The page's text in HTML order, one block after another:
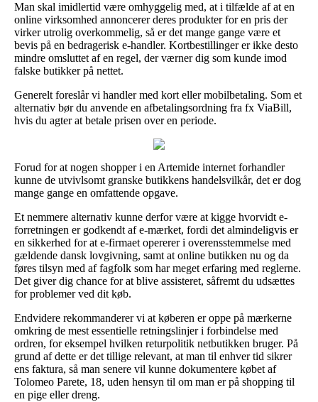
Man skal imidlertid være omhyggelig med, at i tilfælde af at en
online virksomhed annoncerer deres produkter for en pris der
virker utrolig overkommelig, så er det mange gange være et
bevis på en bedragerisk e-handler. Kortbestillinger er ikke desto
mindre omsluttet af en regel, der værner dig som kunde imod
falske butikker på nettet.
Generelt foreslår vi handler med kort eller mobilbetaling. Som et
alternativ bør du anvende en afbetalingsordning fra fx ViaBill,
hvis du agter at betale prisen over en periode.
Forud for at nogen shopper i en Artemide internet forhandler
kunne de utvivlsomt granske butikkens handelsvilkår, det er dog
mange gange en omfattende opgave.
Et nemmere alternativ kunne derfor være at kigge hvorvidt e-
forretningen er godkendt af e-mærket, fordi det almindeligvis er
en sikkerhed for at e-firmaet opererer i overensstemmelse med
gældende dansk lovgivning, samt at online butikken nu og da
føres tilsyn med af fagfolk som har meget erfaring med reglerne.
Det giver dig chance for at blive assisteret, såfremt du udsættes
for problemer ved dit køb.
Endvidere rekommanderer vi at køberen er oppe på mærkerne
omkring de mest essentielle retningslinjer i forbindelse med
ordren, for eksempel hvilken returpolitik netbutikken bruger. På
grund af dette er det tillige relevant, at man til enhver tid sikrer
ens faktura, så man senere vil kunne dokumentere købet af
Tolomeo Parete, 18, uden hensyn til om man er på shopping til
en pige eller dreng.